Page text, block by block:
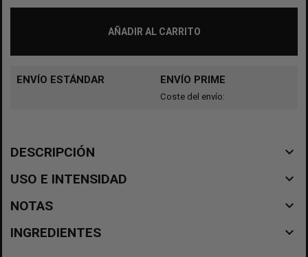
AÑADIR AL CARRITO
ENVÍO ESTÁNDAR ENVÍO PRIME
Coste del envío:
DESCRIPCIÓN navigate_before
USO E INTENSIDAD navigate_before
NOTAS navigate_before
INGREDIENTES navigate_before